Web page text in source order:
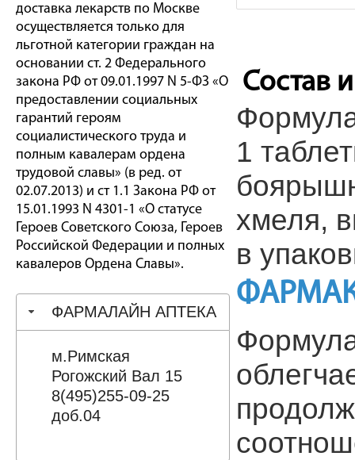
доставка лекарств по Москве
осуществляется только для
льготной категории граждан на
основании ст. 2 Федерального
закона РФ от 09.01.1997 N 5-ФЗ «О
предоставлении социальных
гарантий героям
социалистического труда и
полным кавалерам ордена
трудовой славы» (в ред. от
02.07.2013) и ст 1.1 Закона РФ от
15.01.1993 N 4301-1 «О статусе
Героев Советского Союза, Героев
Российской Федерации и полных
кавалеров Ордена Славы».
ФАРМАЛАЙН АПТЕКА
м.Римская
Рогожский Вал 15
8(495)255-09-25
доб.04
Состав
1
хмеля,
в